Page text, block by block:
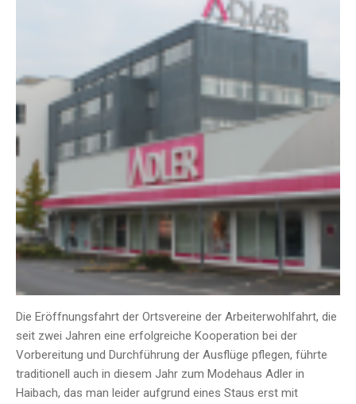
Die Eröffnungsfahrt der Ortsvereine der Arbeiterwohlfahrt, die
seit zwei Jahren eine erfolgreiche Kooperation bei der
Vorbereitung und Durchführung der Ausflüge pflegen, führte
traditionell auch in diesem Jahr zum Modehaus Adler in
Haibach, das man leider aufgrund eines Staus erst mit